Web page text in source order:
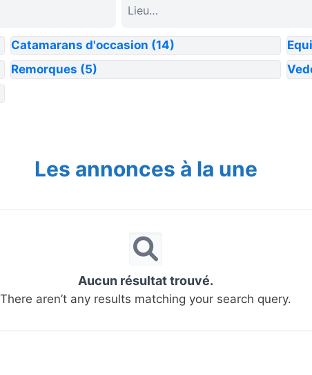
Catamarans d'occasion (14)
Remorques (5)
Les annonces à la une
Aucun résultat trouvé.
There aren’t any results matching your search query.